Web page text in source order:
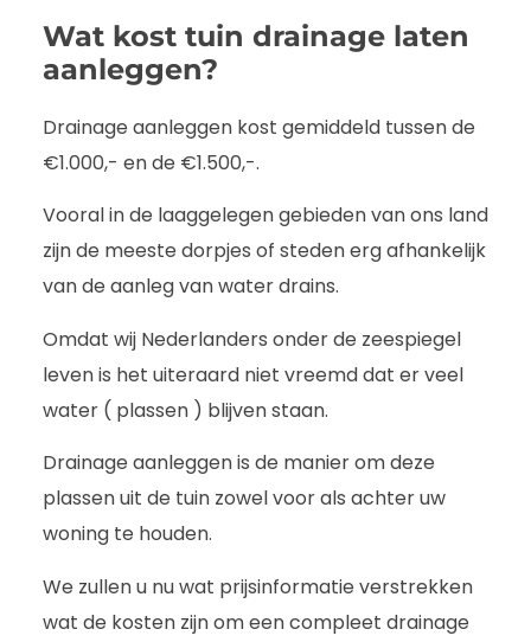
Wat kost tuin drainage laten
aanleggen?
Drainage aanleggen kost gemiddeld tussen de
€1.000,- en de €1.500,-.
Vooral in de laaggelegen gebieden van ons land
zijn de meeste dorpjes of steden erg afhankelijk
van de aanleg van water drains.
Omdat wij Nederlanders onder de zeespiegel
leven is het uiteraard niet vreemd dat er veel
water ( plassen ) blijven staan.
Drainage aanleggen is de manier om deze
plassen uit de tuin zowel voor als achter uw
woning te houden.
We zullen u nu wat prijsinformatie verstrekken
wat de kosten zijn om een compleet drainage